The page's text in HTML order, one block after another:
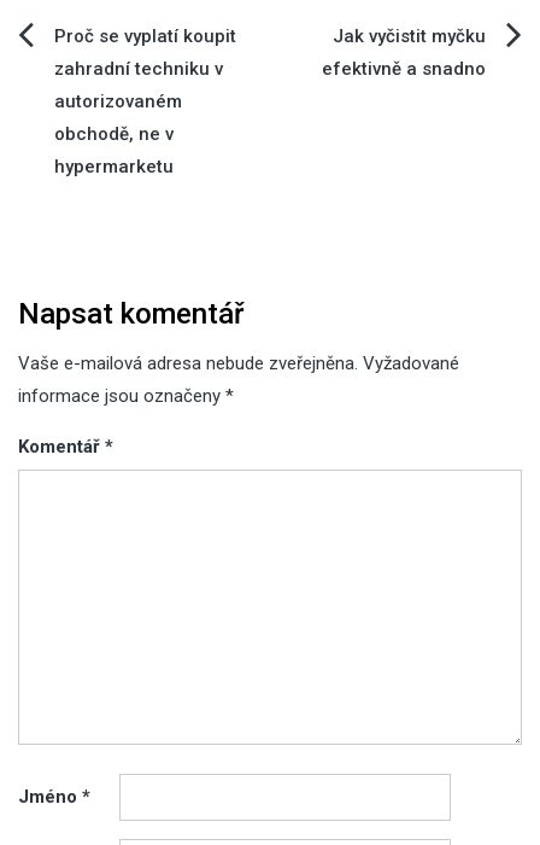
Navigace
pro
příspěvek
Proč se vyplatí koupit
zahradní techniku v
autorizovaném
obchodě, ne v
hypermarketu
Jak vyčistit myčku
efektivně a snadno
Napsat komentář
Vaše e-mailová adresa nebude zveřejněna. Vyžadované
informace jsou označeny *
Komentář *
Jméno *